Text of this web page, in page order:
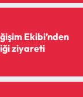
Ekibi’nden
ziyareti